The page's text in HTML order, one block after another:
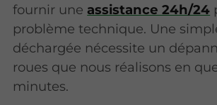
fournir une assistance 24h/24
problème technique. Une
déchargée nécessite un
roues que nous réalisons en
minutes.